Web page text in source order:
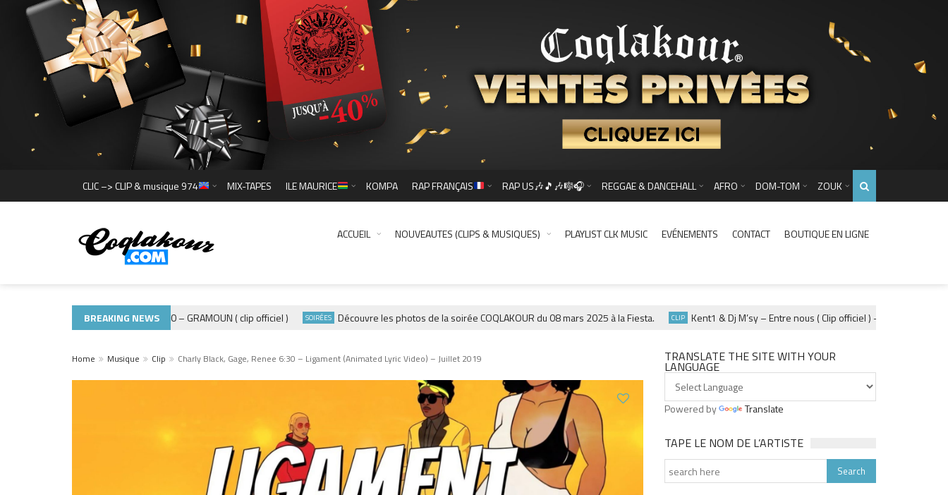
CLIC –> CLIP & musique 974 MIX-TAPES ILE MAURICE KOMPA RAP FRANÇAIS RAP US🎶🎵🎶🎼🎧 REGGAE & DANCEHALL AFRO DOM-TOM ZOUK
ACCUEIL NOUVEAUTES (CLIPS & MUSIQUES) PLAYLIST CLK MUSIC EVÉNEMENTS CONTACT BOUTIQUE EN LIGNE
BREAKING NEWS
ACTUALITÉS ADE440 – GRAMOUN ( clip officiel ) SOIRÉES Découvre les photos de la soirée COQLAKOUR du 08 mars 2025 à la Fiesta. Kent1 & Dj M’sy – Entre nous ( Clip officiel ) – Fevrier 2025
Home Musique Clip Charly Black, Gage, Renee 6:30 – Ligament (Animated Lyric Video) – Juillet 2019 TRANSLATE THE SITE WITH YOUR
LANGUAGE
Powered by Translate
TAPE LE NOM DE L’ARTISTE